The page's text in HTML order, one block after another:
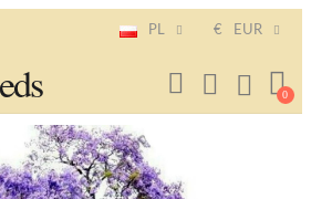
PL € EUR